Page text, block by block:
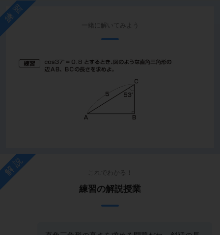
練習
一緒に解いてみよう
解説 これでわかる！
練習の解説授業